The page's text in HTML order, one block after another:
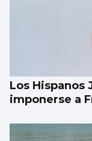
Trump tacha
Los Hispanos
imponerse a